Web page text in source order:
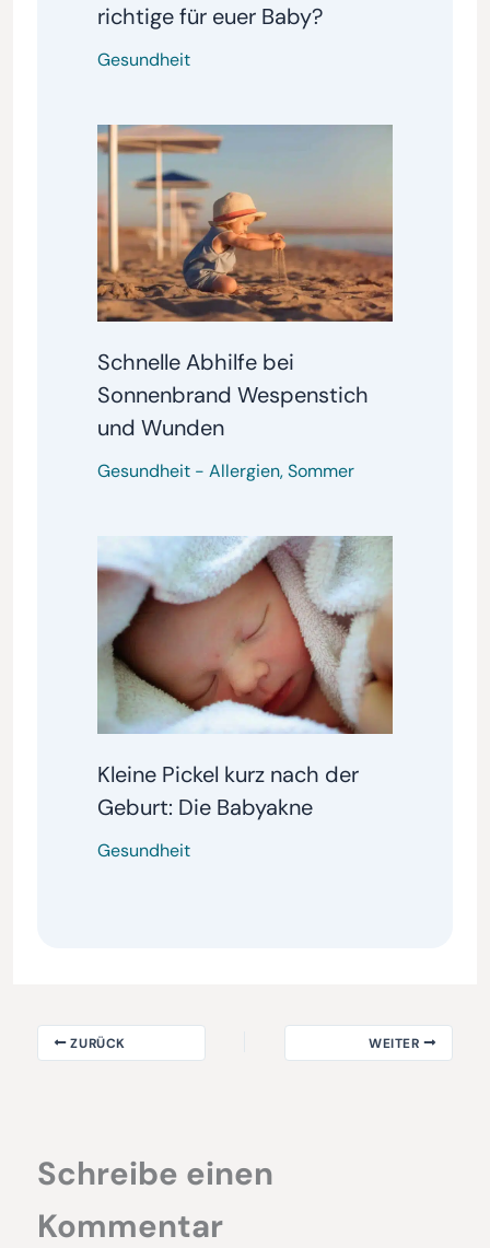
richtige für euer Baby?
Gesundheit
Schnelle Abhilfe bei
Sonnenbrand Wespenstich
und Wunden
Gesundheit- Allergien,Sommer
Kleine Pickel kurz nach der
Geburt: Die Babyakne
Gesundheit
ZURÜCK WEITER
Schreibe einen
Kommentar